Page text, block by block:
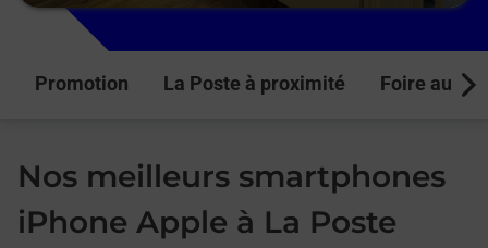
Promotion La Poste à proximité Foire aux
Nos meilleurs smartphones
iPhone Apple à La Poste